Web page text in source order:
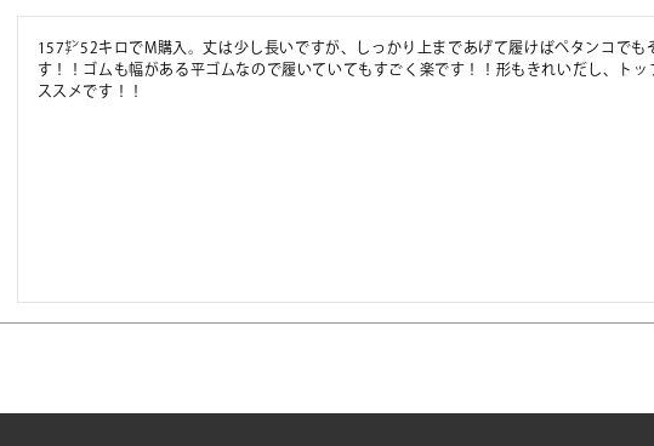
157㌢52キロでM購入。丈は少し長いですが、しっかり上まであげて履けばペタンコでも
す！！ゴムも幅がある平ゴムなので履いていてもすごく楽です！！形もきれいだし、トッ
ススメです！！